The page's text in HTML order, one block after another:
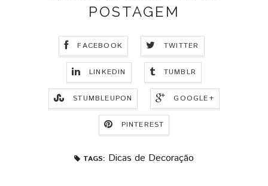
POSTAGEM
FACEBOOK TWITTER
LINKEDIN TUMBLR
STUMBLEUPON GOOGLE+
PINTEREST
TAGS: Dicas de Decoração